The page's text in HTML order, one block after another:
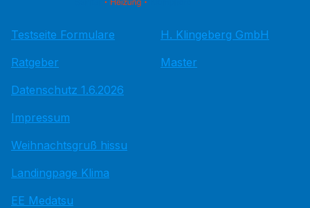
Testseite Formulare
Ratgeber
Datenschutz 1.6.2026
Impressum
Weihnachtsgruß hissu
Landingpage Klima
EE Medatsu
H. Klingeberg GmbH
Master